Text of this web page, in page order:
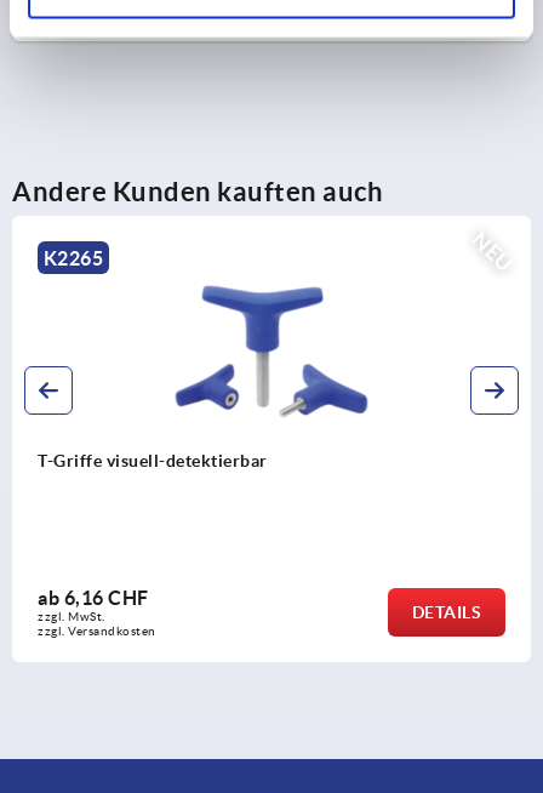
DOWNLOADS
Andere Kunden kauften auch
detektierbar
K2266
2,88
zzgl. MwSt.
zzgl.